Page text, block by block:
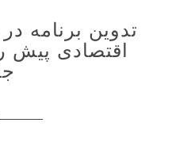
تدوین برنامه
اقتصادی پیش